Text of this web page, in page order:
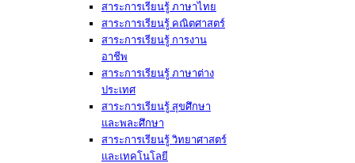
สาระการเรียนรู้ ภาษาไทย
สาระการเรียนรู้ คณิตศาสตร์
สาระการเรียนรู้ การงาน
อาชีพ
สาระการเรียนรู้ ภาษาต่าง
ประเทศ
สาระการเรียนรู้ สุขศึกษา
และพละศึกษา
สาระการเรียนรู้ วิทยาศาสตร์
และเทคโนโลยี